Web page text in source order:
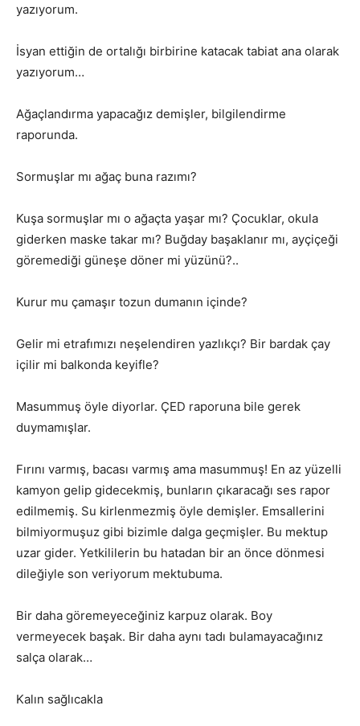
yazıyorum.
İsyan ettiğin de ortalığı birbirine katacak tabiat ana olarak
yazıyorum…
Ağaçlandırma yapacağız demişler, bilgilendirme
raporunda.
Sormuşlar mı ağaç buna razımı?
Kuşa sormuşlar mı o ağaçta yaşar mı? Çocuklar, okula
giderken maske takar mı? Buğday başaklanır mı, ayçiçeği
göremediği güneşe döner mi yüzünü?..
Kurur mu çamaşır tozun dumanın içinde?
Gelir mi etrafımızı neşelendiren yazlıkçı? Bir bardak çay
içilir mi balkonda keyifle?
Masummuş öyle diyorlar. ÇED raporuna bile gerek
duymamışlar.
Fırını varmış, bacası varmış ama masummuş! En az yüzelli
kamyon gelip gidecekmiş, bunların çıkaracağı ses rapor
edilmemiş. Su kirlenmezmiş öyle demişler. Emsallerini
bilmiyormuşuz gibi bizimle dalga geçmişler. Bu mektup
uzar gider. Yetkililerin bu hatadan bir an önce dönmesi
dileğiyle son veriyorum mektubuma.
Bir daha göremeyeceğiniz karpuz olarak. Boy
vermeyecek başak. Bir daha aynı tadı bulamayacağınız
salça olarak…
Kalın sağlıcakla